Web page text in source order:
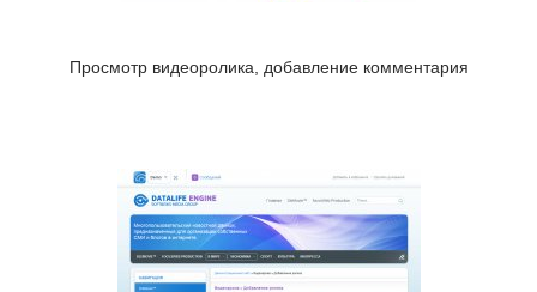
Просмотр видеоролика, добавление комментария